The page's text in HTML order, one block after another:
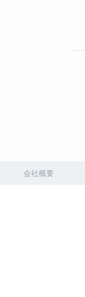
会社概要